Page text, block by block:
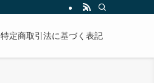
特定商取引法に基づく表記